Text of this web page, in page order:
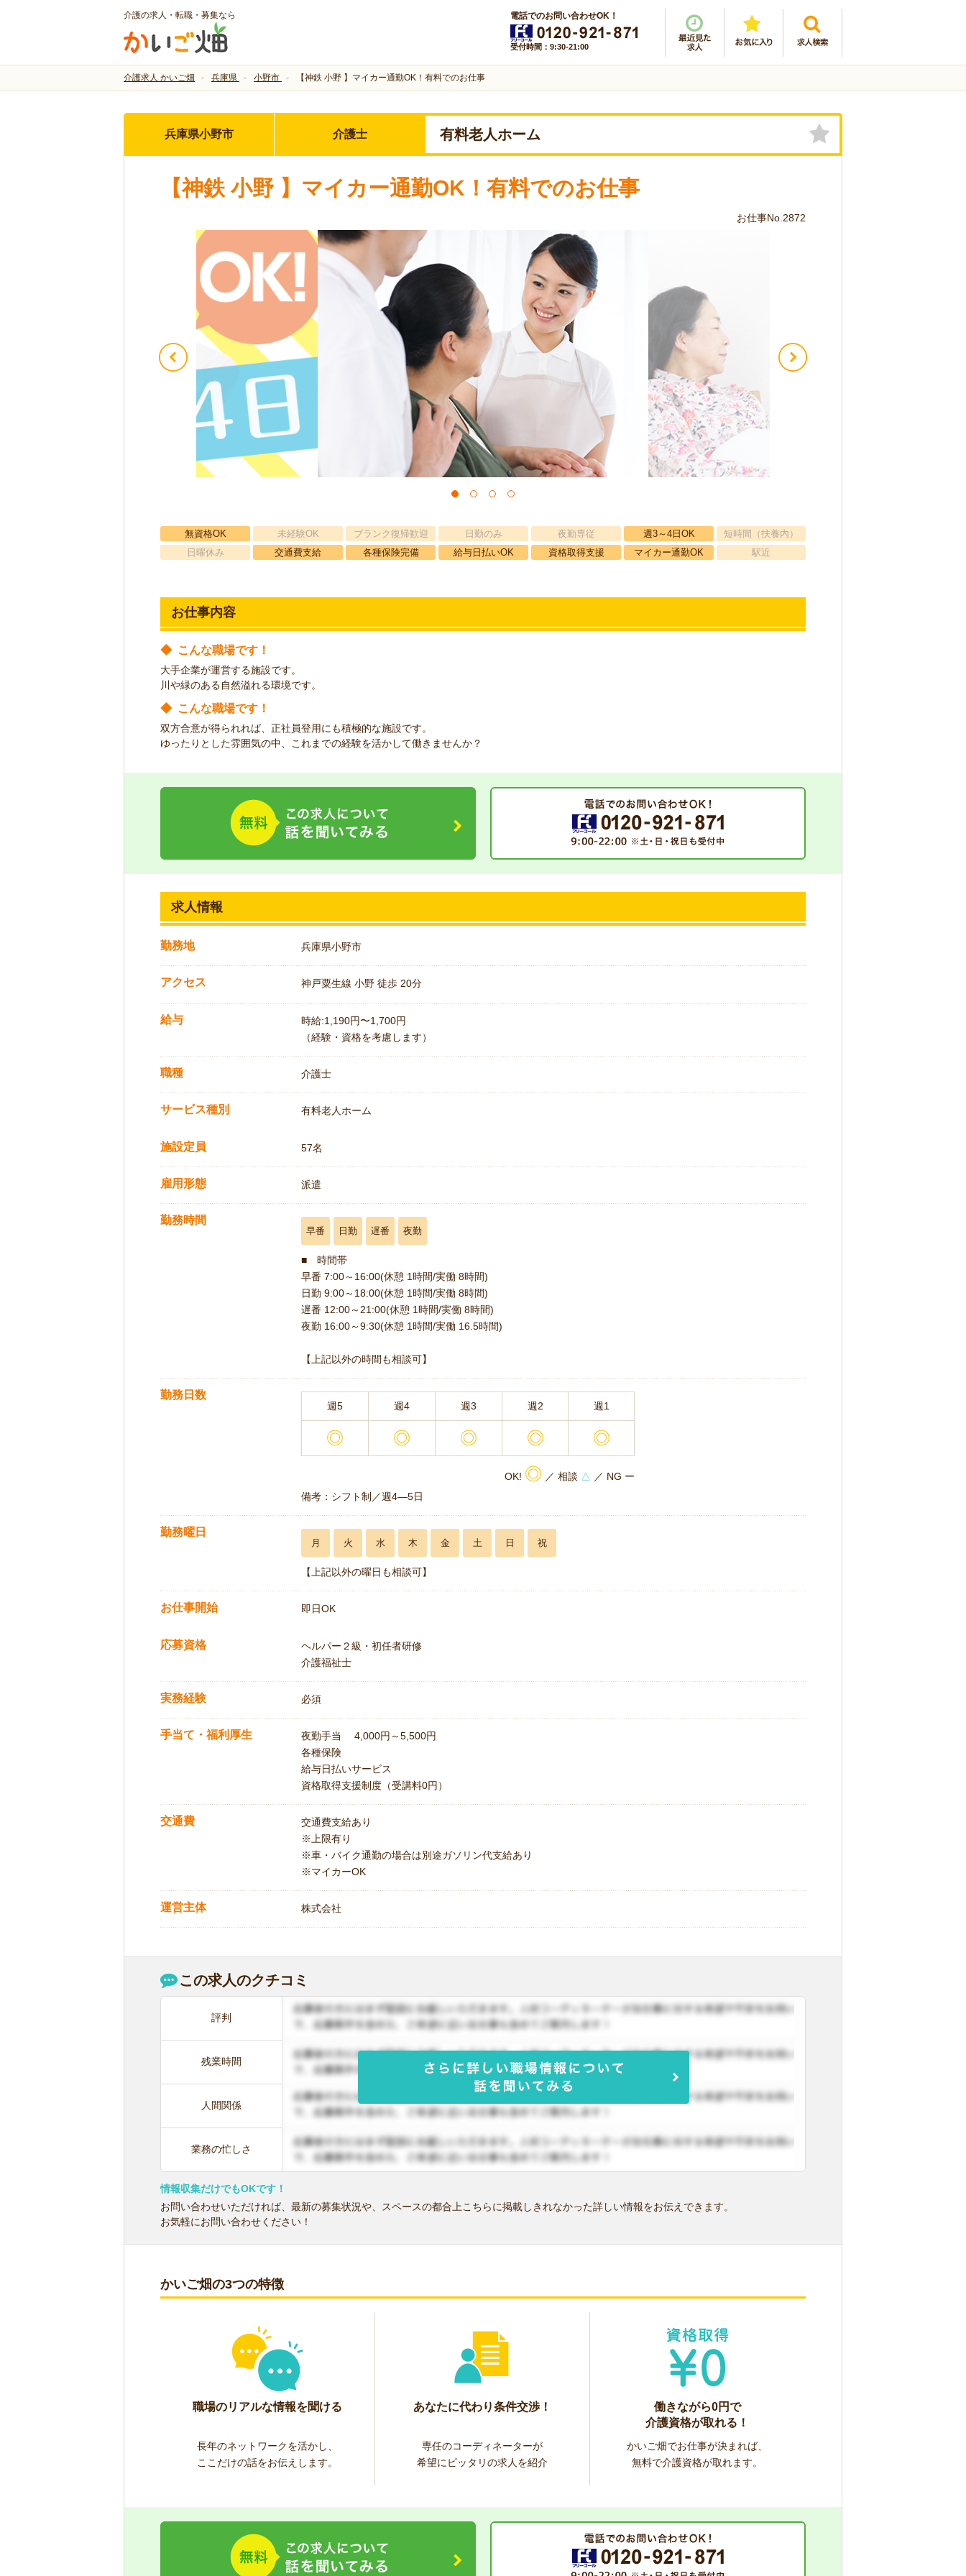
介護の求人・転職・募集なら 電話でのお問い合わせOK！
受付時間：9:30-21:00
介護求人 かいご畑 兵庫県 小野市 【神鉄 小野 】マイカー通勤OK！有料でのお仕事
兵庫県小野市 介護士 有料老人ホーム
【神鉄 小野 】マイカー通勤OK！有料でのお仕事
お仕事No.2872
無資格OK 未経験OK ブランク復帰歓迎 日勤のみ 夜勤専従 週3～4日OK
短時間（扶養内）
日曜休み
交通費支給 各種保険完備 給与日払いOK 資格取得支援 マイカー通勤OK 駅近
お仕事内容
◆ こんな職場です！
大手企業が運営する施設です。
川や緑のある自然溢れる環境です。
◆ こんな職場です！
双方合意が得られれば、正社員登用にも積極的な施設です。
ゆったりとした雰囲気の中、これまでの経験を活かして働きませんか？
求人情報
勤務地 兵庫県小野市
アクセス 神戸粟生線 小野 徒歩 20分
給与
時給:1,190円〜1,700円
（経験・資格を考慮します）
職種 介護士
サービス種別 有料老人ホーム
施設定員 57名
雇用形態 派遣
勤務時間
早番 日勤 遅番 夜勤
■ 時間帯
早番 7:00～16:00(休憩 1時間/実働 8時間)
日勤 9:00～18:00(休憩 1時間/実働 8時間)
遅番 12:00～21:00(休憩 1時間/実働 8時間)
夜勤 16:00～9:30(休憩 1時間/実働 16.5時間)
【上記以外の時間も相談可】
勤務日数
週5 週4 週3 週2 週1
◎ ◎ ◎ ◎ ◎
OK! ◎ ／ 相談 △ ／ NG ー
備考：シフト制／週4―5日
勤務曜日
月 火 水 木 金 土 日 祝
【上記以外の曜日も相談可】
お仕事開始 即日OK
応募資格
ヘルパー２級・初任者研修
介護福祉士
実務経験 必須
手当て・福利厚生
夜勤手当 4,000円～5,500円
各種保険
給与日払いサービス
資格取得支援制度（受講料0円）
交通費
交通費支給あり
※上限有り
※車・バイク通勤の場合は別途ガソリン代支給あり
※マイカーOK
運営主体 株式会社
この求人のクチコミ
評判
残業時間
人間関係
業務の忙しさ
情報収集だけでもOKです！
お問い合わせいただければ、最新の募集状況や、スペースの都合上こちらに掲載しきれなかった詳しい情報をお伝えできます。
お気軽にお問い合わせください！
かいご畑の3つの特徴
職場のリアルな情報を聞ける
長年のネットワークを活かし、
ここだけの話をお伝えします。
あなたに代わり条件交渉！
専任のコーディネーターが
希望にピッタリの求人を紹介
働きながら0円で
介護資格が取れる！
かいご畑でお仕事が決まれば、
無料で介護資格が取れます。